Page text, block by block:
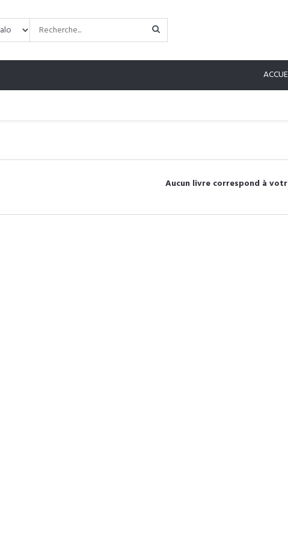
Aucun livre correspond à